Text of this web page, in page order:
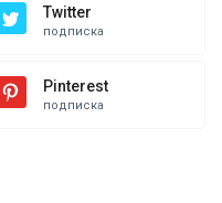
Twitter
подписка
Pinterest
подписка